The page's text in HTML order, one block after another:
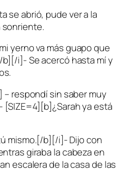
se abrió, pude ver a la
sonriente.
yerno va más guapo que
i]- Se acercó hasta mí y
– respondí sin saber muy
[SIZE=4][b]¿Sarah ya está
mismo.[/b][/i]- Dijo con
giraba la cabeza en
escalera de la casa de las